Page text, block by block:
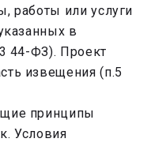
работы или услуги
в
44-ФЗ). Проект
извещения (п.5
принципы
Условия